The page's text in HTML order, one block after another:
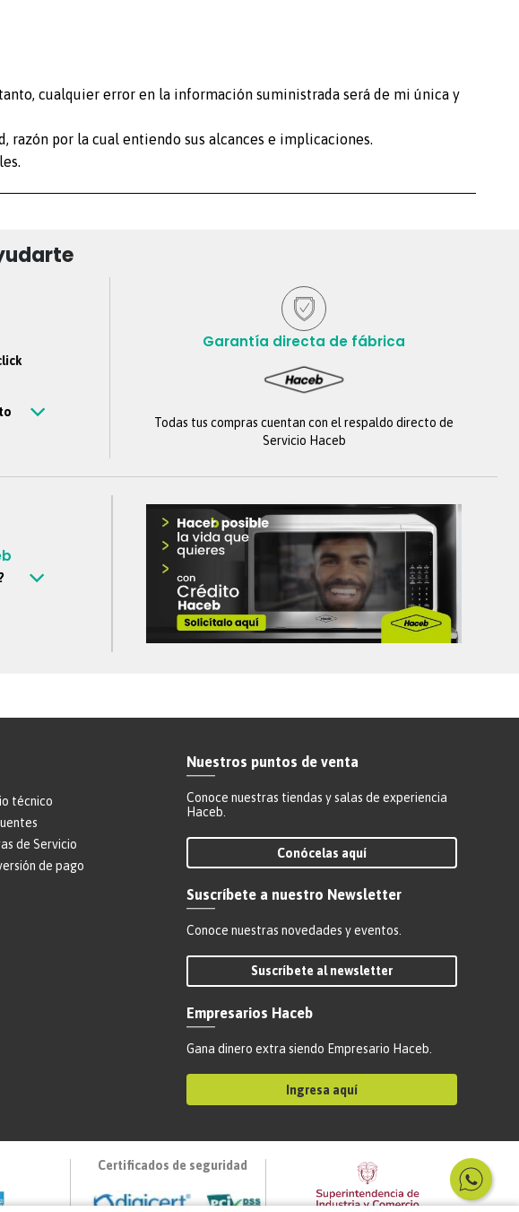
cualquier error en la información suministrada será de mi única y
por la cual entiendo sus alcances e implicaciones.
por fuera
Garantía directa de fábrica
Todas tus compras cuentan con el respaldo directo de
Servicio Haceb
de la
técnico
de Servicio
de pago
Nuestros puntos de venta
Conoce nuestras tiendas y salas de experiencia
Haceb.
Conócelas aquí
Suscríbete a nuestro Newsletter
Conoce nuestras novedades y eventos.
Suscríbete al newsletter
Empresarios Haceb
Gana dinero extra siendo Empresario Haceb.
Ingresa aquí
Certificados de seguridad